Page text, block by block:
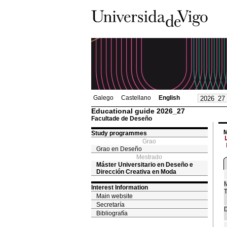
Galego Castellano English
Educational guide 2026_27
Facultade de Deseño
Study programmes
Grao
Grao en Deseño
Mestrado
Máster Universitario en Deseño e
Dirección Creativa en Moda
Interest Information
Main website
Secretaría
Bibliografía